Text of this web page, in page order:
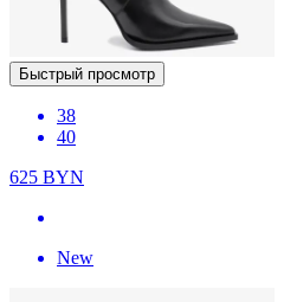
Быстрый просмотр
38
40
625 BYN
New